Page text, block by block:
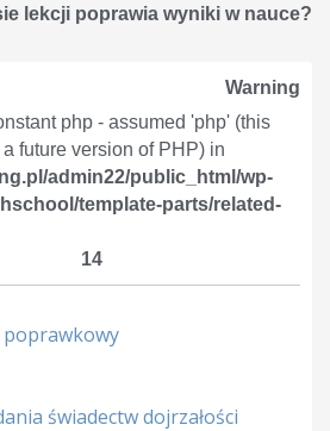
lekcji poprawia wyniki w nauce?
Warning
php - assumed 'php' (this
future version of PHP) in
admin22/public_html/wp-
template-parts/related-
14
świadectw dojrzałości